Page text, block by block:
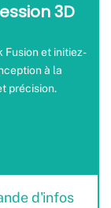
3D
Fusion et initiez-
à la
précision.
d'infos